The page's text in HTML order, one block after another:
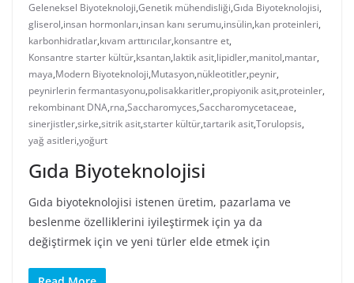
Geleneksel Biyoteknoloji,Genetik mühendisliği,Gıda Biyoteknolojisi,
gliserol,insan hormonları,insan kanı serumu,insülin,kan proteinleri,
karbonhidratlar,kıvam arttırıcılar,konsantre et,
Konsantre starter kültür,ksantan,laktik asit,lipidler,manitol,mantar,
maya,Modern Biyoteknoloji,Mutasyon,nükleotitler,peynir,
peynirlerin fermantasyonu,polisakkaritler,propiyonik asit,proteinler,
rekombinant DNA,rna,Saccharomyces,Saccharomycetaceae,
sinerjistler,sirke,sitrik asit,starter kültür,tartarik asit,Torulopsis,
yağ asitleri,yoğurt
Gıda Biyoteknolojisi
Gıda biyoteknolojisi istenen üretim, pazarlama ve
beslenme özelliklerini iyileştirmek için ya da
değiştirmek için ve yeni türler elde etmek için